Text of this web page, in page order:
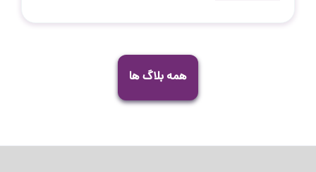
همه بلاگ ها